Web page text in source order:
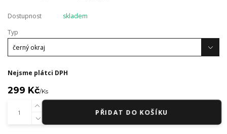
Dostupnost
skladem
Typ
Nejsme plátci DPH
299 Kč/Ks
PŘIDAT DO KOŠÍKU